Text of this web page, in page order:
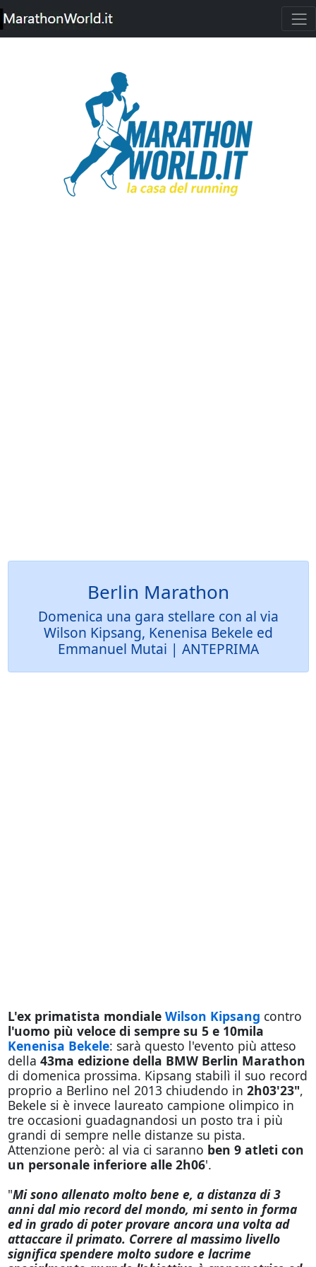
Berlin Marathon
Domenica una gara stellare con al via
Wilson Kipsang, Kenenisa Bekele ed
Emmanuel Mutai | ANTEPRIMA
L'ex primatista mondiale Wilson Kipsang contro
l'uomo più veloce di sempre su 5 e 10mila
Kenenisa Bekele: sarà questo l'evento più atteso
della 43ma edizione della BMW Berlin Marathon
di domenica prossima. Kipsang stabilì il suo record
proprio a Berlino nel 2013 chiudendo in 2h03'23",
Bekele si è invece laureato campione olimpico in
tre occasioni guadagnandosi un posto tra i più
grandi di sempre nelle distanze su pista.
Attenzione però: al via ci saranno ben 9 atleti con
un personale inferiore alle 2h06'.
"Mi sono allenato molto bene e, a distanza di 3
anni dal mio record del mondo, mi sento in forma
ed in grado di poter provare ancora una volta ad
attaccare il primato. Correre al massimo livello
significa spendere molto sudore e lacrime